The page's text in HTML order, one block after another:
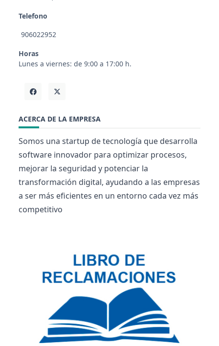
Telefono
906022952
Horas
Lunes a viernes: de 9:00 a 17:00 h.
ACERCA DE LA EMPRESA
Somos una startup de tecnología que desarrolla
software innovador para optimizar procesos,
mejorar la seguridad y potenciar la
transformación digital, ayudando a las empresas
a ser más eficientes en un entorno cada vez más
competitivo